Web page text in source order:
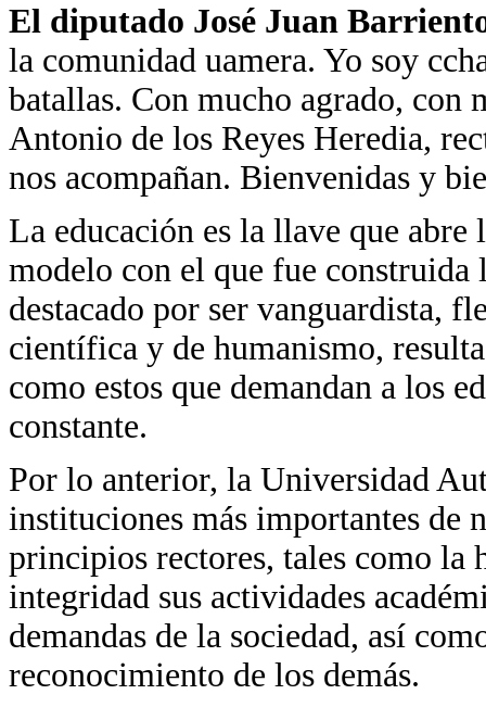
El diputado José Juan
la comunidad uamera. Yo soy
batallas. Con mucho agrado, con
Antonio de los Reyes Heredia,
nos acompañan. Bienvenidas y
La educación es la llave que
modelo con el que fue
destacado por ser vanguardista,
científica y de humanismo,
como estos que demandan a los
constante.
Por lo anterior, la Universidad
instituciones más importantes de
principios rectores, tales como la
integridad sus actividades
demandas de la sociedad, así
reconocimiento de los demás.